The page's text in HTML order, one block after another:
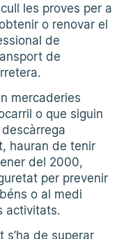
les proves per a
o renovar el
de
de
mercaderies
o que siguin
hauran de tenir
del 2000,
per prevenir
o al medi
activitats.
s’ha de superar